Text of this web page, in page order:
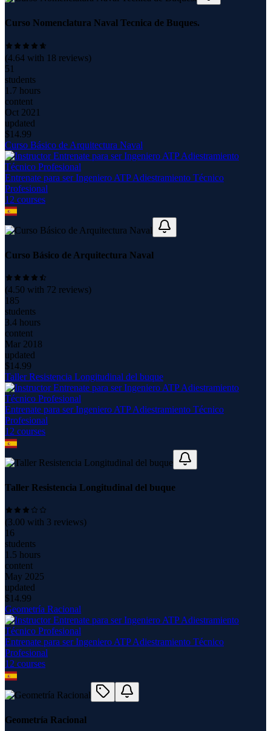
Curso Nomenclatura Naval Tecnica de Buques.
(4.64 with 18 reviews)
51
students
1.7 hours
content
Oct 2021
updated
$14.99
Curso Básico de Arquitectura Naval
Entrenate para ser Ingeniero ATP Adiestramiento Técnico
Profesional
12 courses
Curso Básico de Arquitectura Naval
(4.50 with 72 reviews)
185
students
3.4 hours
content
Mar 2018
updated
$14.99
Taller Resistencia Longitudinal del buque
Entrenate para ser Ingeniero ATP Adiestramiento Técnico
Profesional
12 courses
Taller Resistencia Longitudinal del buque
(3.00 with 3 reviews)
16
students
1.5 hours
content
May 2025
updated
$14.99
Geometría Racional
Entrenate para ser Ingeniero ATP Adiestramiento Técnico
Profesional
12 courses
Geometría Racional